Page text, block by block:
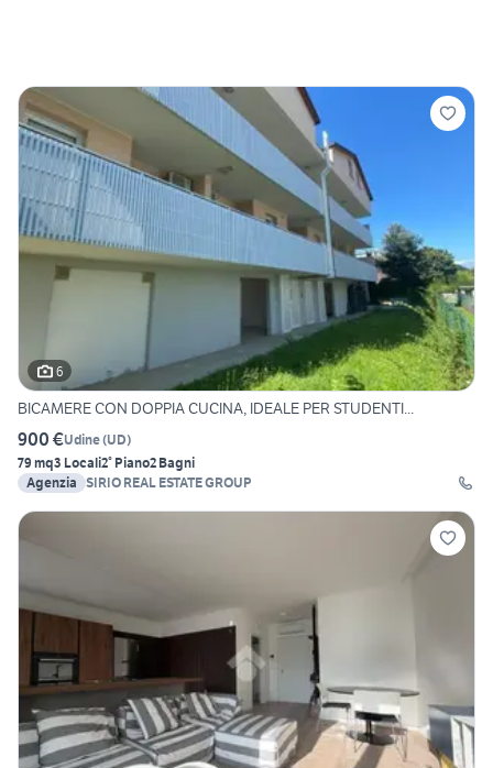
6
BICAMERE CON DOPPIA CUCINA, IDEALE PER STUDENTI...
900 €Udine(UD)
79 mq3 Locali2° Piano2 Bagni
Agenzia SIRIO REAL ESTATE GROUP